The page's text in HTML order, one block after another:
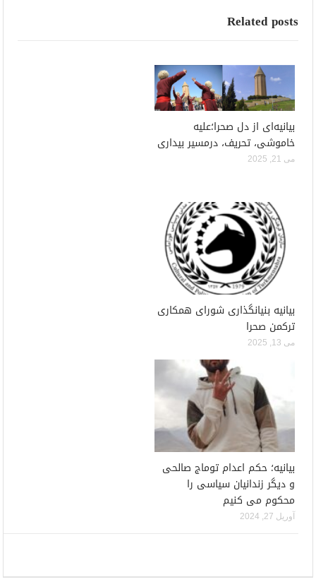
Related posts
بیانیه‌ای از دل صحرا؛علیه
خاموشی، تحریف، درمسیر بیداری
می 21, 2025
بیانیه بنیانگذاری شورای همكارى
تركمن صحرا
می 13, 2025
بیانیه؛ حکم اعدام توماج صالحی
و دیگر زندانیان سیاسی را
محکوم می کنیم
آوریل 27, 2024